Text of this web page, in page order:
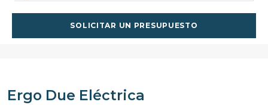
SOLICITAR UN PRESUPUESTO
Ergo Due Eléctrica